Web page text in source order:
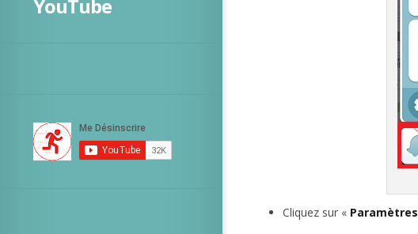
YouTube
Cliquez sur « Paramètres